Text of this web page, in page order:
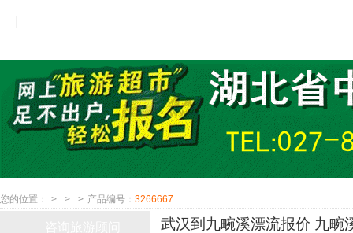
您的位置： > > > 产品编号： 3266667
武汉到九畹溪漂流报价 九畹